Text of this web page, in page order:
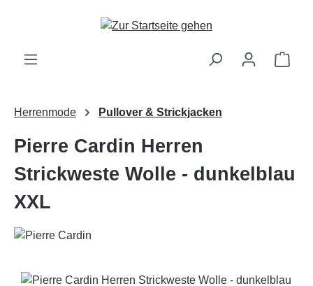
Zum Hauptinhalt springen
Herrenmode Pullover & Strickjacken
Pierre Cardin Herren
Strickweste Wolle - dunkelblau
XXL
Bildergalerie überspringen